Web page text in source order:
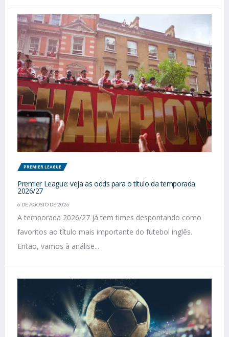
PREMIER LEAGUE
Premier League: veja as odds para o título da temporada
2026/27
6 DE AGOSTO DE 2026
A temporada 2026/27 já tem times despontando como
favoritos ao título mais importante do futebol inglês.
Então, vamos à análise...